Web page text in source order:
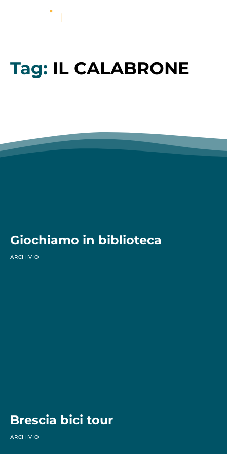
Tag: IL CALABRONE
Giochiamo in biblioteca
ARCHIVIO
Brescia bici tour
ARCHIVIO